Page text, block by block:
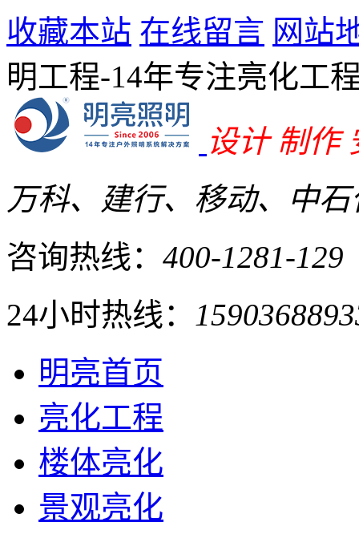
收藏本站 在线留言 网站
明工程-14年专注亮化工
设计 制作
万科、建行、移动、中
咨询热线： 400-1281-129
24小时热线：
明亮首页
亮化工程
楼体亮化
景观亮化